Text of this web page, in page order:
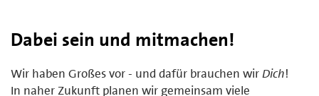
Dabei sein und mitmachen!
Wir haben Großes vor - und dafür brauchen wirDich!
In naher Zukunft planen wir gemeinsam viele